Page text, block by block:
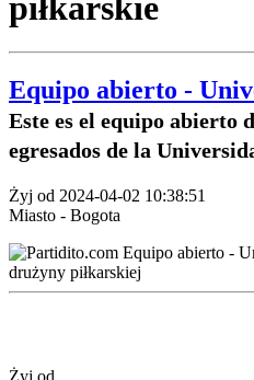
Equipo abierto -
Este es el equipo abierto
egresados de la
Żyj od 2024-04-02 10:38:51
Miasto - Bogota
Żyj od